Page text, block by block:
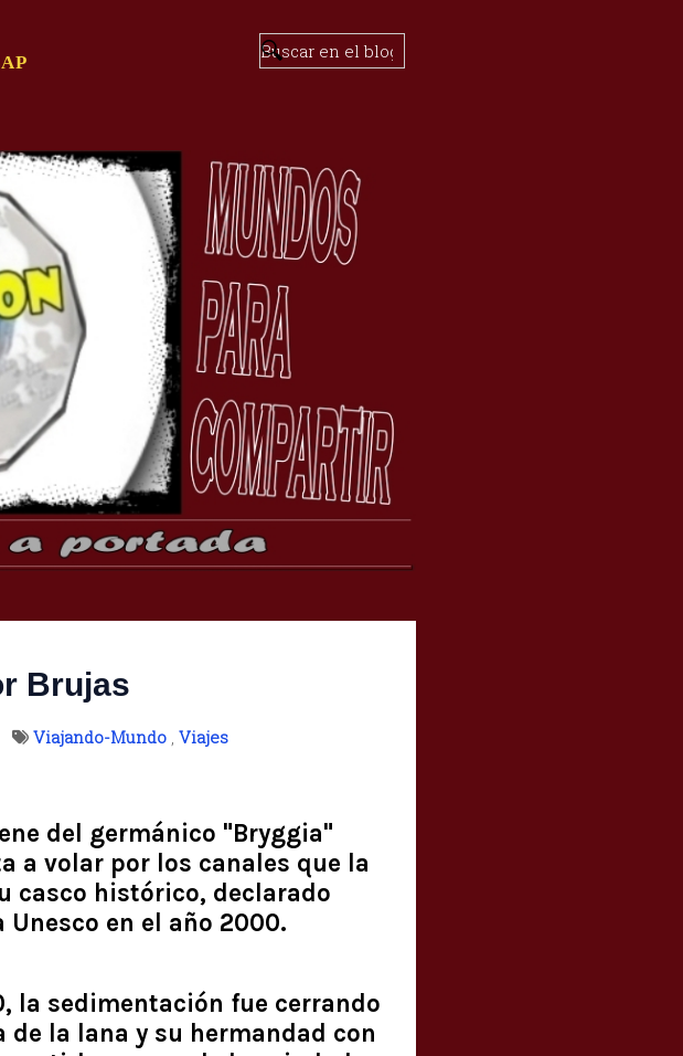
Brujas
Viajando-Mundo , Viajes
del germánico "Bryggia"
a volar por los canales que la
casco histórico, declarado
en el año 2000.
la sedimentación fue cerrando
la lana y su hermandad con